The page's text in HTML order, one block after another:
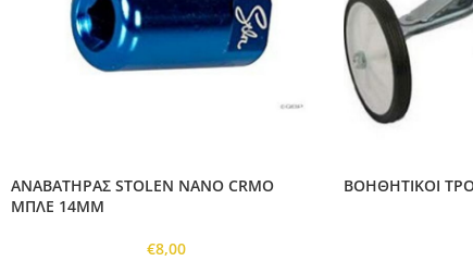
ΑΝΑΒΑΤΗΡΑΣ STOLEN NANO CRMO
ΜΠΛΕ 14MM
€8,00
ΒΟΗΘΗΤΙΚΟΙ